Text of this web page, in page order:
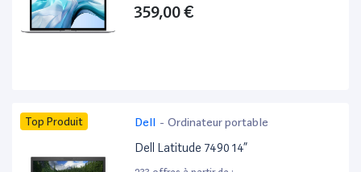
359,00 €
Top Produit Dell - Ordinateur portable
Dell Latitude 7490 14”